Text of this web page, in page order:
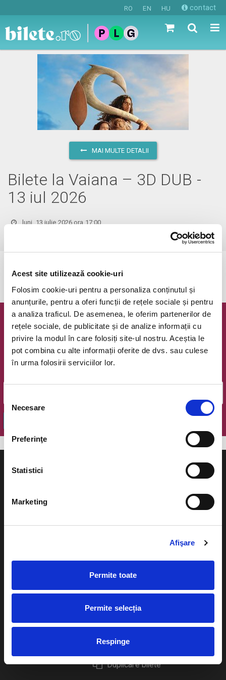
Acest site utilizează cookie-uri
Folosim cookie-uri pentru a personaliza conținutul și
anunțurile, pentru a oferi funcții de rețele sociale și pentru
a analiza traficul. De asemenea, le oferim partenerilor de
rețele sociale, de publicitate și de analize informații cu
privire la modul în care folosiți site-ul nostru. Aceștia le
pot combina cu alte informații oferite de dvs. sau culese
în urma folosirii serviciilor lor.
consimțământului
Necesare
Preferinţe
Statistici
Marketing
Afişare
Permite toate
Permite selecția
Respinge
RO EN HU contact
MAI MULTE DETALII
Bilete la Vaiana – 3D DUB -
13 iul 2026
luni, 13 iulie 2026 ora 17:00
vezi pe harta
Evenimentul a expirat.
Newsletter @ Bilete.ro
Oferte exclusive si o editie saptamanala cu cele mai noi
evenimente.
Cum comand bilete?
Plata online sau cash
eBilet printat acasa
Livrare prin curier
Returnare bilete
Duplicare bilete
Evenimente
festivaluri
Pentru copii